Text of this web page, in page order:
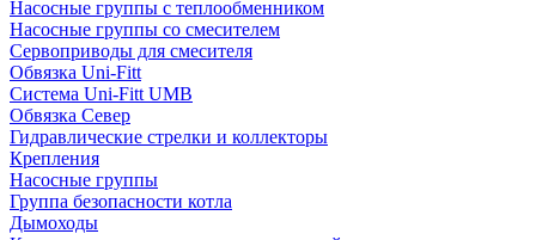
Насосные группы с теплообменником
Насосные группы со смесителем
Сервоприводы для смесителя
Обвязка Uni-Fitt
Система Uni-Fitt UMB
Обвязка Север
Гидравлические стрелки и коллекторы
Крепления
Насосные группы
Группа безопасности котла
Дымоходы